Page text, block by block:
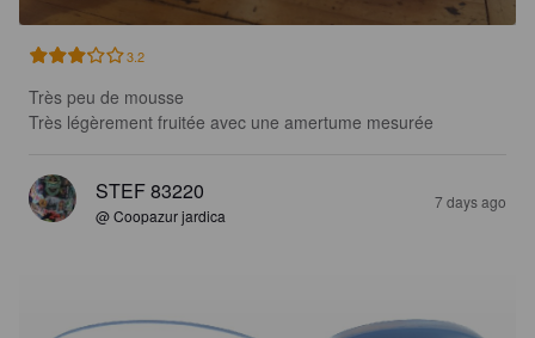
3.2
Très peu de mousse
Très légèrement fruitée avec une amertume mesurée
STEF 83220
@ Coopazur jardica
7 days ago